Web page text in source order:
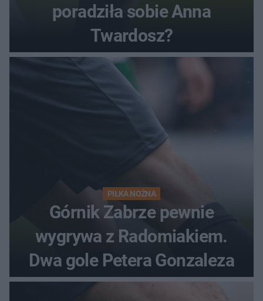
poradziła sobie Anna
Twardosz?
PIŁKA NOŻNA
Górnik Zabrze pewnie
wygrywa z Radomiakiem.
Dwa gole Petera Gonzaleza